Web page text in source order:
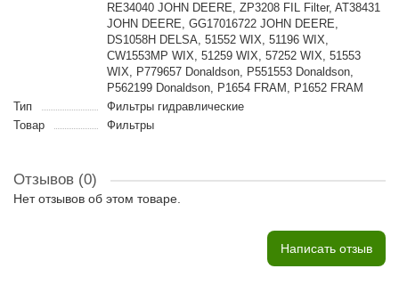
RE34040 JOHN DEERE, ZP3208 FIL Filter, AT38431
JOHN DEERE, GG17016722 JOHN DEERE,
DS1058H DELSA, 51552 WIX, 51196 WIX,
CW1553MP WIX, 51259 WIX, 57252 WIX, 51553
WIX, P779657 Donaldson, P551553 Donaldson,
P562199 Donaldson, P1654 FRAM, P1652 FRAM
Тип
Фильтры гидравлические
Товар
Фильтры
Отзывов (0)
Нет отзывов об этом товаре.
Написать отзыв